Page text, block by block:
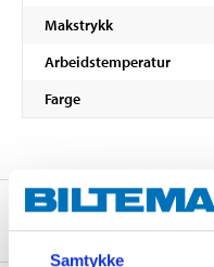
Samtykke
Makstrykk
Arbeidstemperatur
Farge
Om produsenten